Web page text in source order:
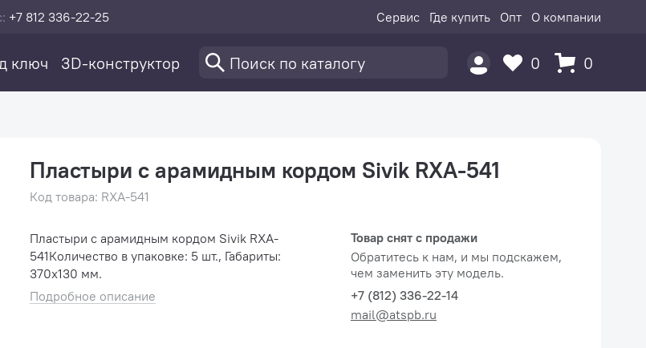
+7 812 336-22-25 Сервис Где купить Опт О компании
ключ 3D-конструктор 0 0
Пластыри с арамидным кордом Sivik RXA-541
Код товара: RXA-541
Пластыри с арамидным кордом Sivik RXA-
541Количество в упаковке: 5 шт., Габариты:
370x130 мм.
Подробное описание
Товар снят с продажи
Обратитесь к нам, и мы подскажем,
чем заменить эту модель.
+7 (812) 336-22-14
mail@atspb.ru